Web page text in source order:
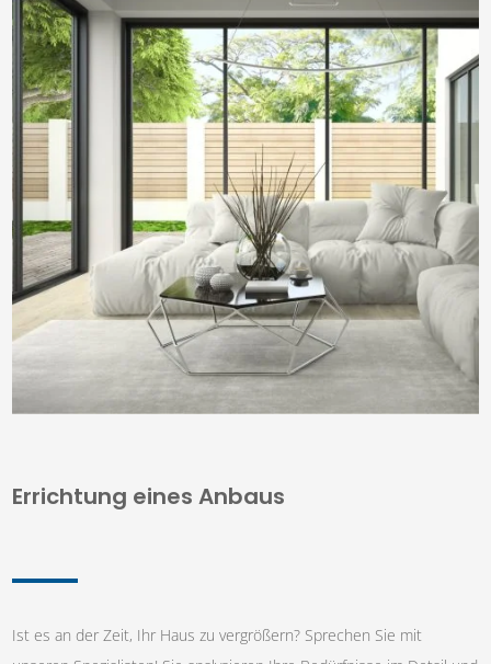
Errichtung eines Anbaus
Ist es an der Zeit, Ihr Haus zu vergrößern? Sprechen Sie mit